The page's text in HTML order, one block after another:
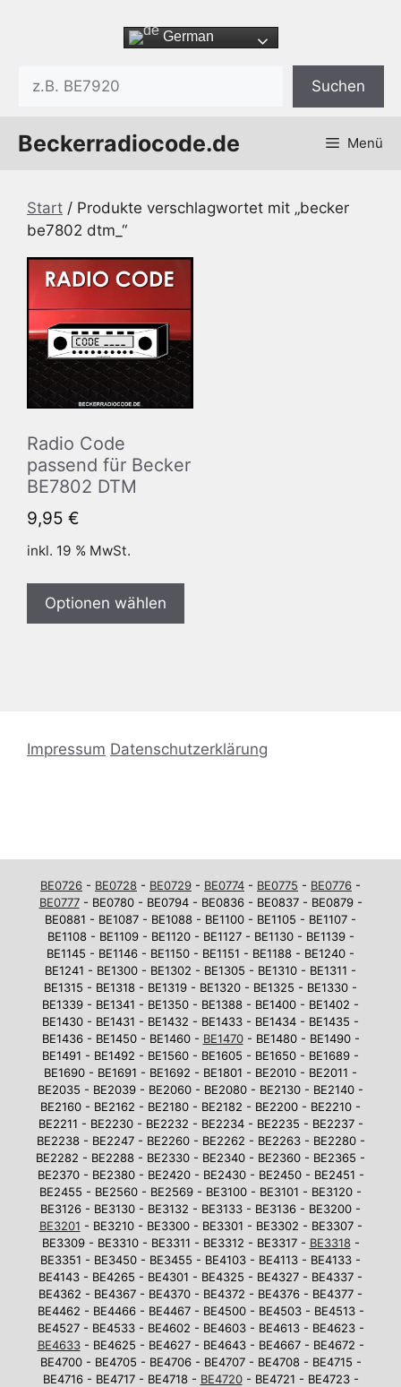
German
Suchen
Beckerradiocode.de Menü
Start / Produkte verschlagwortet mit „becker
be7802 dtm_“
Radio Code
passend für Becker
BE7802 DTM
9,95 €
inkl. 19 % MwSt.
Optionen wählen
Impressum Datenschutzerklärung
BE0726 - BE0728 - BE0729 - BE0774 - BE0775 - BE0776 -
BE0777- BE0780 - BE0794 - BE0836 - BE0837 - BE0879 -
BE0881 - BE1087 - BE1088 - BE1100 - BE1105 - BE1107 -
BE1108 - BE1109 - BE1120 - BE1127 - BE1130 - BE1139 -
BE1145 - BE1146 - BE1150 - BE1151 - BE1188 - BE1240 -
BE1241 - BE1300 - BE1302 - BE1305 - BE1310 - BE1311 -
BE1315 - BE1318 - BE1319 - BE1320 - BE1325 - BE1330 -
BE1339 - BE1341 - BE1350 - BE1388 - BE1400 - BE1402 -
BE1430 - BE1431 - BE1432 - BE1433 - BE1434 - BE1435 -
BE1436 - BE1450 - BE1460 - BE1470- BE1480 - BE1490 -
BE1491 - BE1492 - BE1560 - BE1605 - BE1650 - BE1689 -
BE1690 - BE1691 - BE1692 - BE1801 - BE2010 - BE2011 -
BE2035 - BE2039 - BE2060 - BE2080 - BE2130 - BE2140 -
BE2160 - BE2162 - BE2180 - BE2182 - BE2200 - BE2210 -
BE2211 - BE2230 - BE2232 - BE2234 - BE2235 - BE2237 -
BE2238 - BE2247 - BE2260 - BE2262 - BE2263 - BE2280 -
BE2282 - BE2288 - BE2330 - BE2340 - BE2360 - BE2365 -
BE2370 - BE2380 - BE2420 - BE2430 - BE2450 - BE2451 -
BE2455 - BE2560 - BE2569 - BE3100 - BE3101 - BE3120 -
BE3126 - BE3130 - BE3132 - BE3133 - BE3136 - BE3200 -
BE3201 - BE3210 - BE3300 - BE3301 - BE3302 - BE3307 -
BE3309 - BE3310 - BE3311 - BE3312 - BE3317 - BE3318-
BE3351 - BE3450 - BE3455 - BE4103 - BE4113 - BE4133 -
BE4143 - BE4265 - BE4301 - BE4325 - BE4327 - BE4337 -
BE4362 - BE4367 - BE4370 - BE4372 - BE4376 - BE4377 -
BE4462 - BE4466 - BE4467 - BE4500 - BE4503 - BE4513 -
BE4527 - BE4533 - BE4602 - BE4603 - BE4613 - BE4623 -
BE4633- BE4625 - BE4627 - BE4643 - BE4667 - BE4672 -
BE4700 - BE4705 - BE4706 - BE4707 - BE4708 - BE4715 -
BE4716 - BE4717 - BE4718 - BE4720- BE4721 - BE4723 -